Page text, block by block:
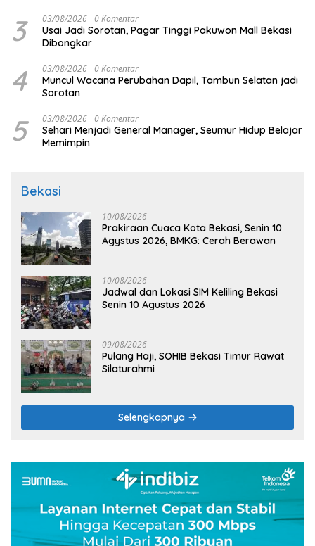
3 03/08/2026 0 Komentar
Usai Jadi Sorotan, Pagar Tinggi Pakuwon Mall Bekasi
Dibongkar
4 03/08/2026 0 Komentar
Muncul Wacana Perubahan Dapil, Tambun Selatan jadi
Sorotan
5 03/08/2026 0 Komentar
Sehari Menjadi General Manager, Seumur Hidup Belajar
Memimpin
Bekasi
10/08/2026
Prakiraan Cuaca Kota Bekasi, Senin 10
Agystus 2026, BMKG: Cerah Berawan
10/08/2026
Jadwal dan Lokasi SIM Keliling Bekasi
Senin 10 Agustus 2026
09/08/2026
Pulang Haji, SOHIB Bekasi Timur Rawat
Silaturahmi
Selengkapnya